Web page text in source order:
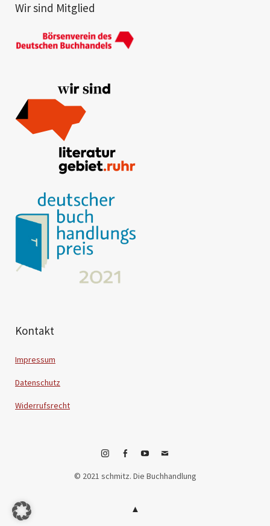
Wir sind Mitglied
Kontakt
Impressum
Datenschutz
Widerrufsrecht
InstagramFacebookYouTube
E-
© 2021 schmitz. Die Buchhandlung